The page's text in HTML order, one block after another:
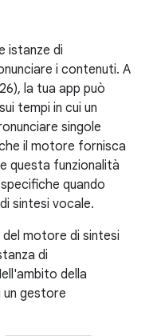
istanze di
i contenuti. A
la tua app può
tempi in cui un
singole
il motore fornisca
questa funzionalità
quando
sintesi vocale.
motore di sintesi
di
della
un gestore